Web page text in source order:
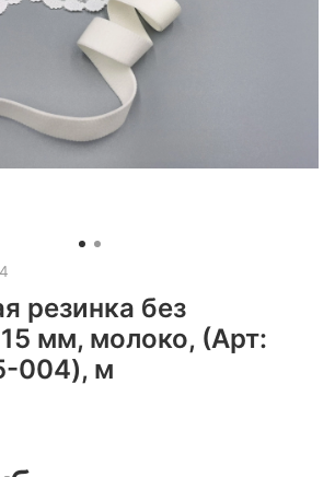
резинка без
мм, молоко, (Арт:
004), м